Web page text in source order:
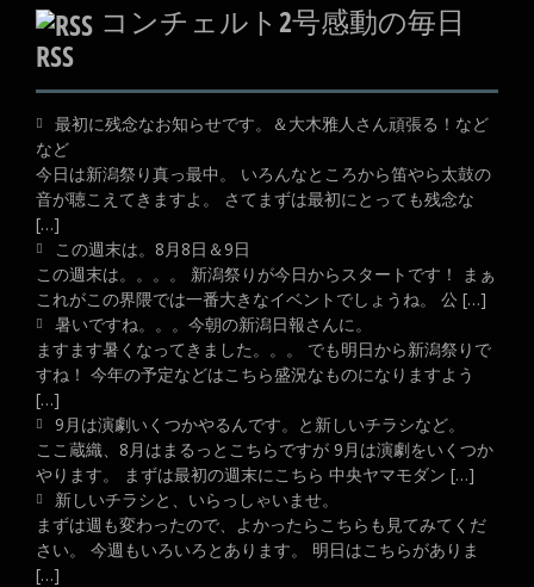
コンチェルト2号感動の毎日
RSS
最初に残念なお知らせです。＆大木雅人さん頑張る！など
など
今日は新潟祭り真っ最中。 いろんなところから笛やら太鼓の
音が聴こえてきますよ。 さてまずは最初にとっても残念な
[…]
この週末は。8月8日＆9日
この週末は。。。。 新潟祭りが今日からスタートです！ まぁ
これがこの界隈では一番大きなイベントでしょうね。 公 […]
暑いですね。。。今朝の新潟日報さんに。
ますます暑くなってきました。。。 でも明日から新潟祭りで
すね！ 今年の予定などはこちら盛況なものになりますよう
[…]
9月は演劇いくつかやるんです。と新しいチラシなど。
ここ蔵織、8月はまるっとこちらですが 9月は演劇をいくつか
やります。 まずは最初の週末にこちら 中央ヤマモダン […]
新しいチラシと、いらっしゃいませ。
まずは週も変わったので、よかったらこちらも見てみてくだ
さい。 今週もいろいろとあります。 明日はこちらがありま
[…]